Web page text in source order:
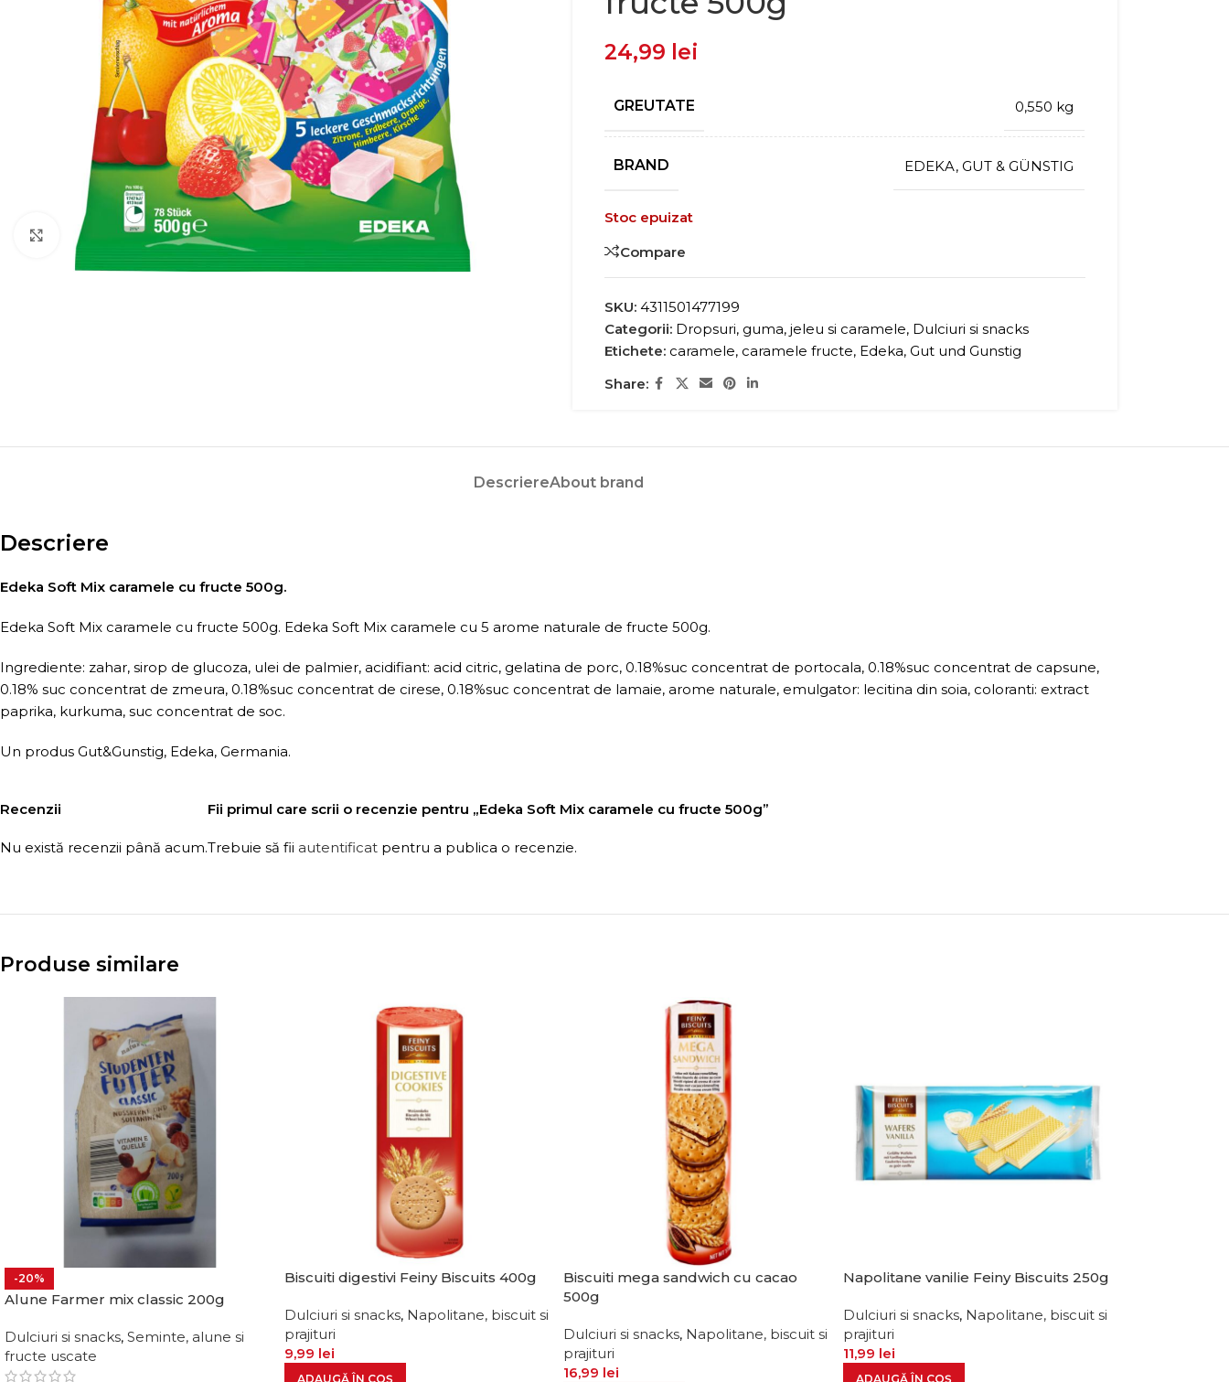
Click to enlarge
24,99 lei
GREUTATE 0,550 kg
BRAND EDEKA, GUT & GÜNSTIG
Stoc epuizat
Compare
SKU: 4311501477199
Categorii: Dropsuri, guma, jeleu si caramele, Dulciuri si snacks
Etichete: caramele, caramele fructe, Edeka, Gut und Gunstig
Share:
DescriereAbout brand
Descriere
Edeka Soft Mix caramele cu fructe 500g.
Edeka Soft Mix caramele cu fructe 500g. Edeka Soft Mix caramele cu 5 arome naturale de fructe 500g.
Ingrediente: zahar, sirop de glucoza, ulei de palmier, acidifiant: acid citric, gelatina de porc, 0.18%suc concentrat de portocala, 0.18%suc concentrat de capsune,
0.18% suc concentrat de zmeura, 0.18%suc concentrat de cirese, 0.18%suc concentrat de lamaie, arome naturale, emulgator: lecitina din soia, coloranti: extract
paprika, kurkuma, suc concentrat de soc.
Un produs Gut&Gunstig, Edeka, Germania.
Recenzii
Nu există recenzii până acum.
Fii primul care scrii o recenzie pentru „Edeka Soft Mix caramele cu fructe 500g”
Trebuie să fii autentificat pentru a publica o recenzie.
Produse similare
-20%
Alune Farmer mix classic 200g
Dulciuri si snacks, Seminte, alune si
fructe uscate
Biscuiti digestivi Feiny Biscuits 400g
Dulciuri si snacks, Napolitane, biscuit si
prajituri
9,99 lei
ADAUGĂ ÎN COȘ
Biscuiti mega sandwich cu cacao
500g
Dulciuri si snacks, Napolitane, biscuit si
prajituri
16,99 lei
Napolitane vanilie Feiny Biscuits 250g
Dulciuri si snacks, Napolitane, biscuit si
prajituri
11,99 lei
ADAUGĂ ÎN COȘ